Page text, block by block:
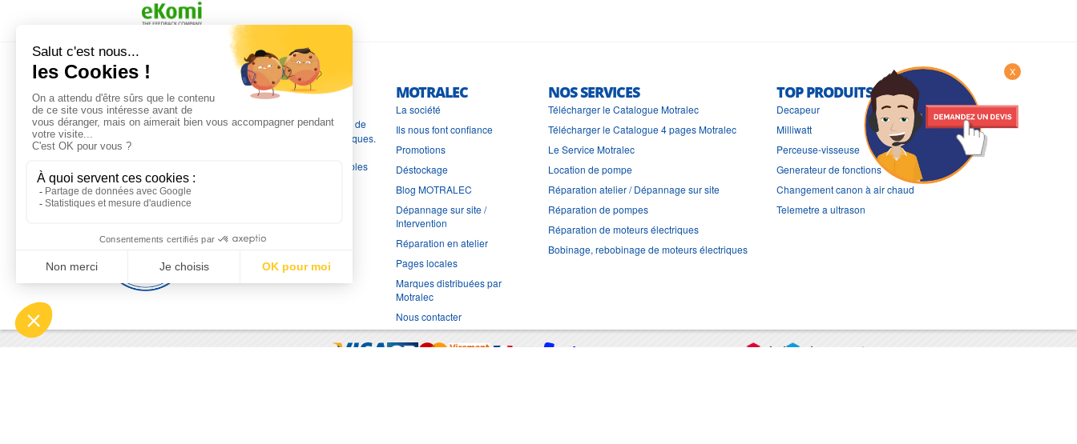
L'EXPERTISE MOTRALEC
Depuis 1976, nous sommes
Franceen pompes de relevage, station de relevage, pompe de
chauffage, suppression, forage, immergée et moteurs électriques.
Nous assurons
, tout en travaillant avec les marques les plus fiables
du marché.
MOTRALEC
La société
Ils nous font confiance
Promotions
Déstockage
Blog MOTRALEC
Dépannage sur site /
Intervention
Réparation en atelier
Pages locales
Marques distribuées par
Motralec
Nous contacter
NOS SERVICES
Télécharger le Catalogue Motralec
Télécharger le Catalogue 4 pages Motralec
Le Service Motralec
Location de pompe
Réparation atelier / Dépannage sur site
Réparation de pompes
Réparation de moteurs électriques
Bobinage, rebobinage de moteurs électriques
TOP PRODUITS
Decapeur
Milliwatt
Perceuse-visseuse
Generateur de fonctions
Changement canon à air chaud
Telemetre a ultrason
X